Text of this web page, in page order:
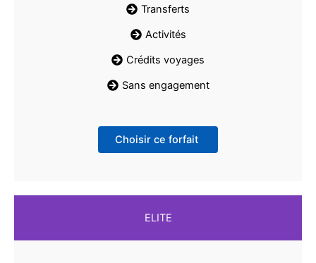
Transferts
Activités
Crédits voyages
Sans engagement
Choisir ce forfait
ELITE